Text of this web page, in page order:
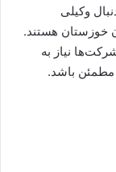
وکیلی
خوزستان هستند.
نیاز به
مطمئن باشد.